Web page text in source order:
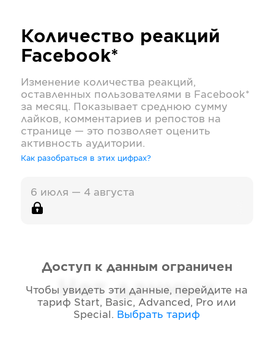
Количество реакций
Facebook*
Изменение количества реакций,
оставленных пользователями в Facebook*
за месяц. Показывает среднюю сумму
лайков, комментариев и репостов на
странице — это позволяет оценить
активность аудитории.
Как разобраться в этих цифрах?
6 июля — 4 августа
Нет данных
Доступ к данным ограничен
Чтобы увидеть эти данные, перейдите на
тариф Start, Basic, Advanced, Pro или
Special . Выбрать тариф